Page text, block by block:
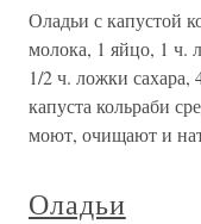
Оладьи с капустой
молока, 1 яйцо, 1 ч.
1/2 ч. ложки сахара,
капуста кольраби
моют, очищают и
Оладьи